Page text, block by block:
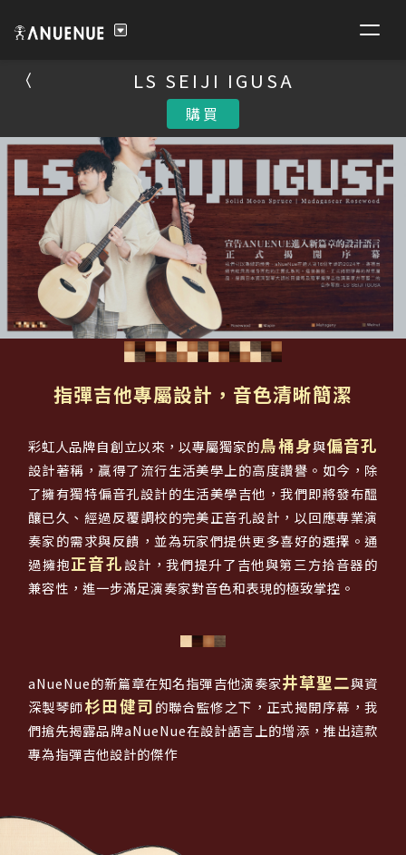
LS SEIJI IGUSA
購買
LS SEIJI IGUSA
購買
指彈吉他專屬設計，音色清晰簡潔
彩虹人品牌自創立以來，以專屬獨家的鳥桶身與偏音孔
設計著稱，贏得了流行生活美學上的高度讚譽。如今，除
了擁有獨特偏音孔設計的生活美學吉他，我們即將發布醞
釀已久、經過反覆調校的完美正音孔設計，以回應專業演
奏家的需求與反饋，並為玩家們提供更多喜好的選擇。通
過擁抱正音孔設計，我們提升了吉他與第三方拾音器的
兼容性，進一步滿足演奏家對音色和表現的極致掌控。
aNueNue的新篇章在知名指彈吉他演奏家井草聖二與資
深製琴師杉田健司的聯合監修之下，正式揭開序幕，我
們搶先揭露品牌aNueNue在設計語言上的增添，推出這款
專為指彈吉他設計的傑作